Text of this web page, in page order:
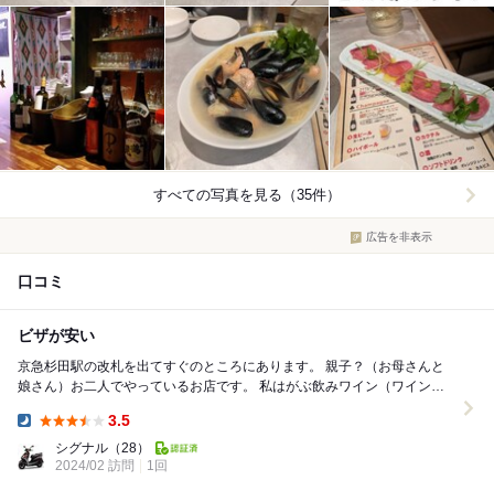
すべての写真を見る（35件）
広告を非表示
口コミ
ビザが安い
京急杉田駅の改札を出てすぐのところにあります。 親子？（お母さんと
娘さん）お二人でやっているお店です。 私はがぶ飲みワイン（ワインに
3.5
シグナル （28）
2024/02 訪問
1回